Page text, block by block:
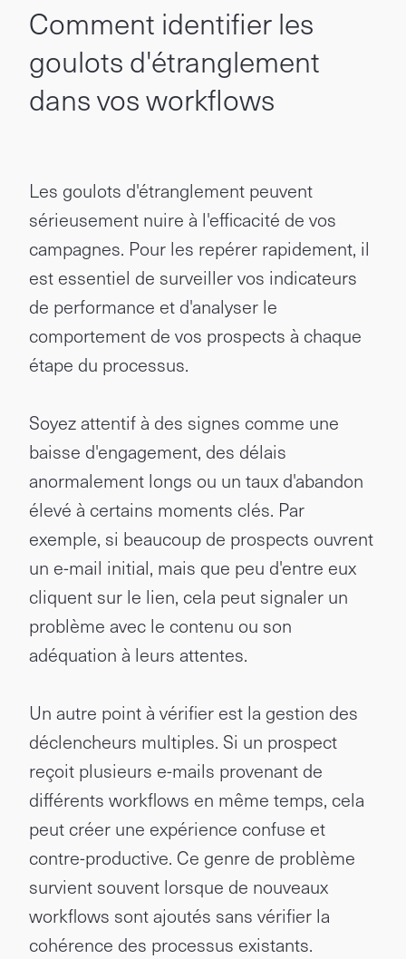
Comment identifier les
goulots d'étranglement
dans vos workflows
Les goulots d'étranglement peuvent
sérieusement nuire à l'efficacité de vos
campagnes. Pour les repérer rapidement, il
est essentiel de surveiller vos indicateurs
de performance et d'analyser le
comportement de vos prospects à chaque
étape du processus.
Soyez attentif à des signes comme une
baisse d'engagement, des délais
anormalement longs ou un taux d'abandon
élevé à certains moments clés. Par
exemple, si beaucoup de prospects ouvrent
un e-mail initial, mais que peu d'entre eux
cliquent sur le lien, cela peut signaler un
problème avec le contenu ou son
adéquation à leurs attentes.
Un autre point à vérifier est la gestion des
déclencheurs multiples. Si un prospect
reçoit plusieurs e-mails provenant de
différents workflows en même temps, cela
peut créer une expérience confuse et
contre-productive. Ce genre de problème
survient souvent lorsque de nouveaux
workflows sont ajoutés sans vérifier la
cohérence des processus existants.